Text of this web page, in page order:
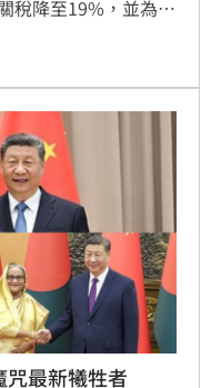
稅降至19%，並為部
咒最新犧牲者